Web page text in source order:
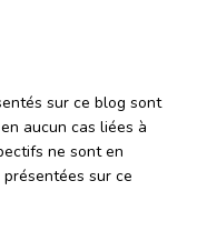
sur ce blog sont
aucun cas liées à
ne sont en
sur ce